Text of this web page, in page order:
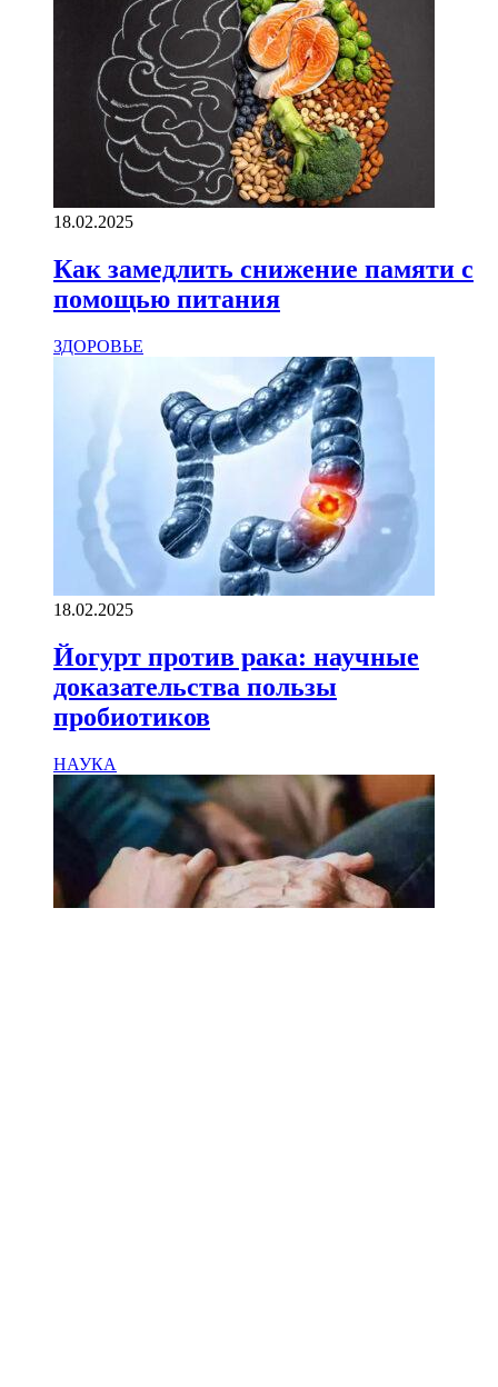
18.02.2025
Как замедлить снижение памяти с
помощью питания
ЗДОРОВЬЕ
18.02.2025
Йогурт против рака: научные
доказательства пользы
пробиотиков
НАУКА